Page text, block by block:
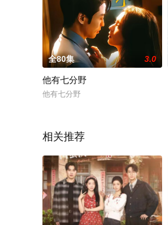
全80集 3.0
他有七分野
他有七分野
相关推荐